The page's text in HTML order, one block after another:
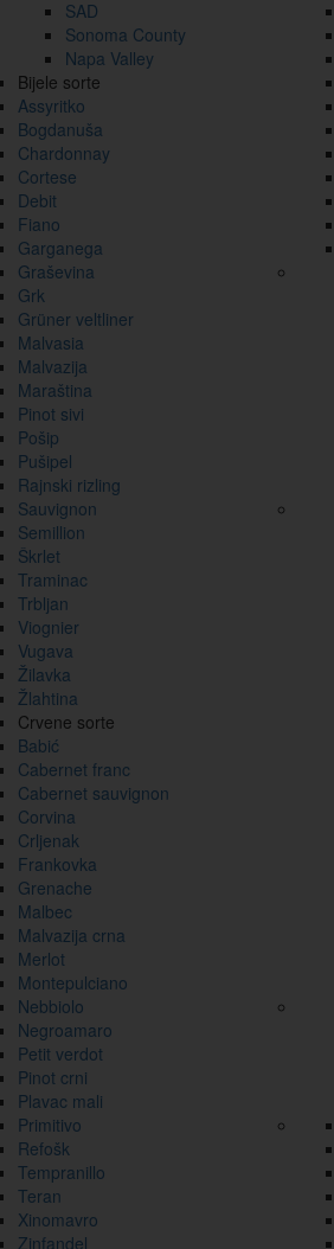
SAD
Sonoma County
Napa Valley
Bijele sorte
Assyritko
Bogdanuša
Chardonnay
Cortese
Debit
Fiano
Garganega
Graševina
Grk
Grüner veltliner
Malvasia
Malvazija
Maraština
Pinot sivi
Pošip
Pušipel
Rajnski rizling
Sauvignon
Semillion
Škrlet
Traminac
Trbljan
Viognier
Vugava
Žilavka
Žlahtina
Crvene sorte
Babić
Cabernet franc
Cabernet sauvignon
Corvina
Crljenak
Frankovka
Grenache
Malbec
Malvazija crna
Merlot
Montepulciano
Nebbiolo
Negroamaro
Petit verdot
Pinot crni
Plavac mali
Primitivo
Refošk
Tempranillo
Teran
Xinomavro
Zinfandel